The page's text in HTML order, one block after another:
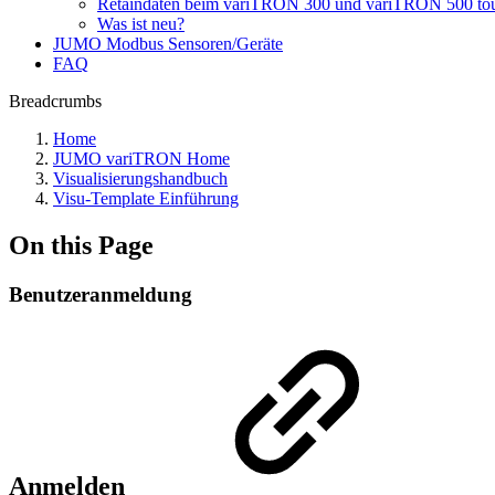
Retaindaten beim variTRON 300 und variTRON 500
Was ist neu?
JUMO Modbus Sensoren/Geräte
FAQ
Breadcrumbs
Home
JUMO variTRON Home
Visualisierungshandbuch
Visu-Template Einführung
On this Page
Benutzeranmeldung
Anmelden